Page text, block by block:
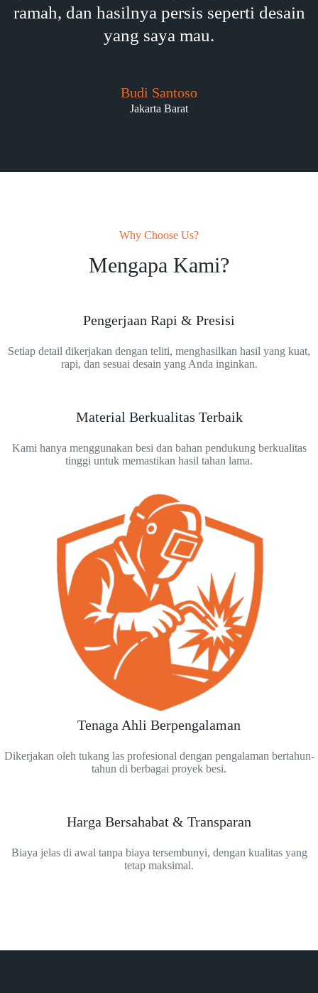
ramah, dan hasilnya persis seperti desain
yang saya mau.
Budi Santoso
Jakarta Barat
Why Choose Us?
Mengapa Kami?
Pengerjaan Rapi & Presisi
Setiap detail dikerjakan dengan teliti, menghasilkan hasil yang kuat,
rapi, dan sesuai desain yang Anda inginkan.
Material Berkualitas Terbaik
Kami hanya menggunakan besi dan bahan pendukung berkualitas
tinggi untuk memastikan hasil tahan lama.
Tenaga Ahli Berpengalaman
Dikerjakan oleh tukang las profesional dengan pengalaman bertahun-
tahun di berbagai proyek besi.
Harga Bersahabat & Transparan
Biaya jelas di awal tanpa biaya tersembunyi, dengan kualitas yang
tetap maksimal.